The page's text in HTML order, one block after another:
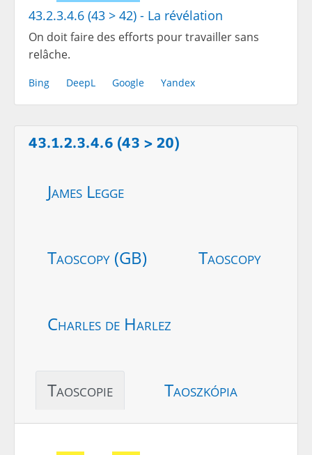
43.2.3.4.6 (43 > 42) - La révélation
On doit faire des efforts pour travailler sans
relâche.
Bing DeepL Google Yandex
43.1.2.3.4.6 (43 > 20)
James Legge
Taoscopy (GB) Taoscopy
Charles de Harlez
Taoscopie Taoszkópia